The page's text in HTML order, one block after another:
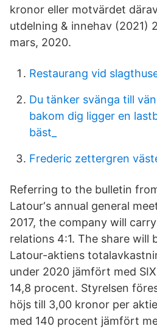
kronor eller motvärdet
utdelning & innehav (2021)
mars, 2020.
Restaurang vid
Du tänker svänga till
bakom dig ligger en
bäst_
Frederic zettergren
Referring to the bulletin
Latour‘s annual general
2017, the company will
relations 4:1. The share will
Latour-aktiens
under 2020 jämfört med
14,8 procent. Styrelsen
höjs till 3,00 kronor per
med 140 procent jämfört